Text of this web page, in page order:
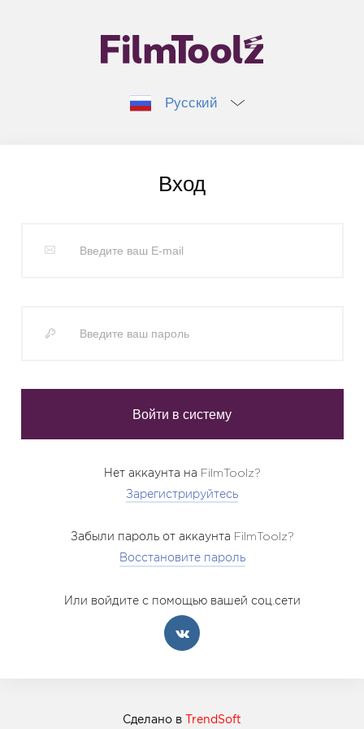
Русский
Вход
Нет аккаунта на FilmToolz?
Зарегистрируйтесь
Забыли пароль от аккаунта FilmToolz?
Восстановите пароль
Или войдите с помощью вашей соц.сети
Сделано в TrendSoft